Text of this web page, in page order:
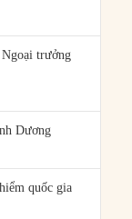
Ngoại trưởng
Dương
quốc gia